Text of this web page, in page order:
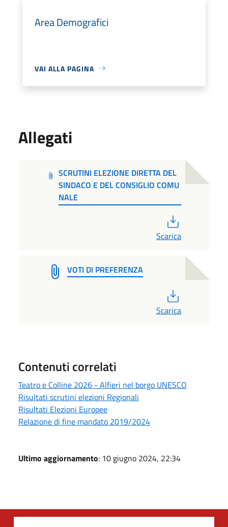
Area Demografici
VAI ALLA PAGINA
Allegati
SCRUTINI ELEZIONE DIRETTA DEL
SINDACO E DEL CONSIGLIO COMU
NALE
Scarica
VOTI DI PREFERENZA
Scarica
Contenuti correlati
Teatro e Colline 2026 - Alfieri nel borgo UNESCO
Risultati scrutini elezioni Regionali
Risultati Elezioni Europee
Relazione di fine mandato 2019/2024
Ultimo aggiornamento: 10 giugno 2024, 22:34